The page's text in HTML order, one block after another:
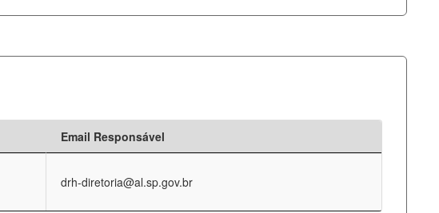
Email Responsável
drh-diretoria@al.sp.gov.br